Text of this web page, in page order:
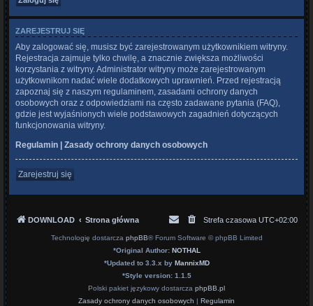
ZAREJESTRUJ SIĘ
Aby zalogować się, musisz być zarejestrowanym użytkownikiem witryny.
Rejestracja zajmuje tylko chwilę, a znacznie zwiększa możliwości
korzystania z witryny. Administrator witryny może zarejestrowanym
użytkownikom nadać wiele dodatkowych uprawnień. Przed rejestracją
zapoznaj się z naszym regulaminem, zasadami ochrony danych
osobowych oraz z odpowiedziami na często zadawane pytania (FAQ),
gdzie jest wyjaśnionych wiele podstawowych zagadnień dotyczących
funkcjonowania witryny.
Regulamin | Zasady ochrony danych osobowych
Zarejestruj się
DOWNLOAD Strona główna Strefa czasowa UTC+02:00
Technologię dostarcza phpBB® Forum Software © phpBB Limited
*Original Author: NOTHAL
*Updated to 3.3.x by MannixMD
*Style version: 1.1.5
Polski pakiet językowy dostarcza phpBB.pl
Zasady ochrony danych osobowych | Regulamin